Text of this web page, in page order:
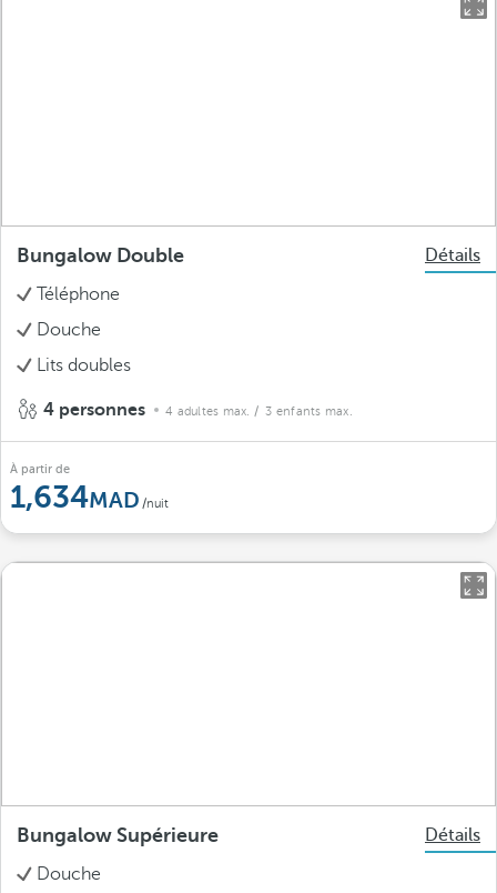
Bungalow Double
Détails
Téléphone
Douche
Lits doubles
4 personnes 4 adultes max. / 3 enfants max.
À partir de
1,634 /nuit
Bungalow Supérieure
Détails
Douche